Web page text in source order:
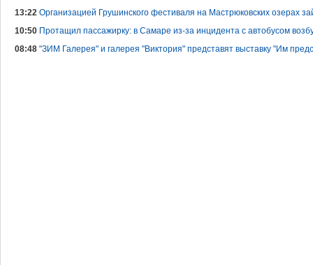
13:22 Организацией Грушинского фестиваля на Мастрюковских озерах
10:50 Протащил пассажирку: в Самаре из-за инцидента с автобусом
08:48 "ЗИМ Галерея" и галерея "Виктория" представят выставку "Им